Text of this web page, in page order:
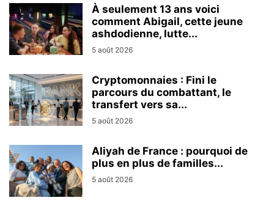
À seulement 13 ans voici
comment Abigail, cette jeune
ashdodienne, lutte...
5 août 2026
Cryptomonnaies : Fini le
parcours du combattant, le
transfert vers sa...
5 août 2026
Aliyah de France : pourquoi de
plus en plus de familles...
5 août 2026